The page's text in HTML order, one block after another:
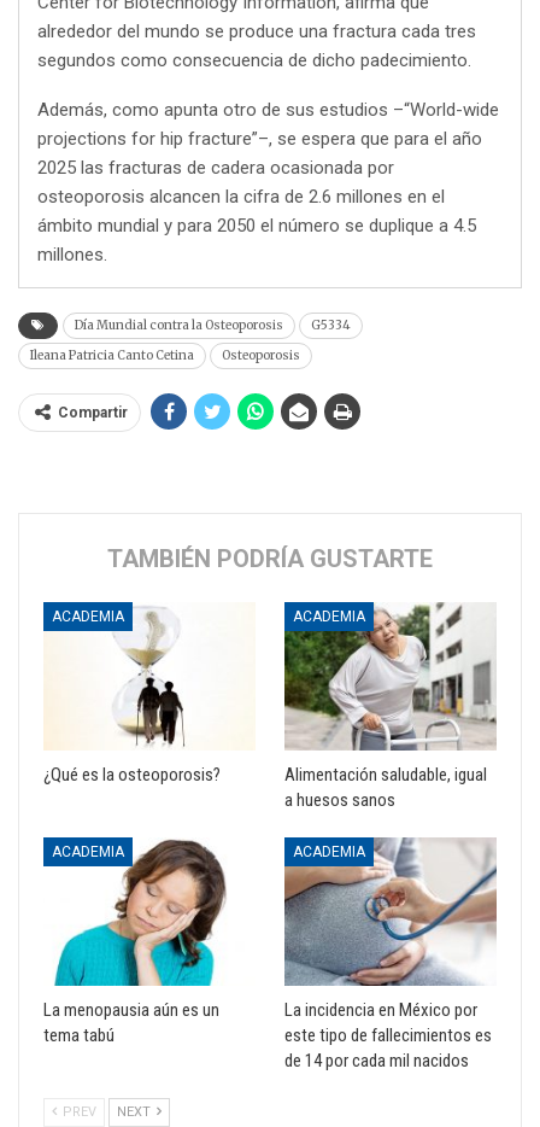
alrededor del mundo se produce una fractura cada tres
segundos como consecuencia de dicho padecimiento.
Además, como apunta otro de sus estudios –“World-wide
projections for hip fracture”–, se espera que para el año
2025 las fracturas de cadera ocasionada por
osteoporosis alcancen la cifra de 2.6 millones en el
ámbito mundial y para 2050 el número se duplique a 4.5
millones.
Día Mundial contra la Osteoporosis
G5334
Ileana Patricia Canto Cetina
Osteoporosis
Compartir
TAMBIÉN PODRÍA GUSTARTE
ACADEMIA
¿Qué es la osteoporosis?
ACADEMIA
Alimentación saludable, igual
a huesos sanos
ACADEMIA
La menopausia aún es un
tema tabú
ACADEMIA
La incidencia en México por
este tipo de fallecimientos es
de 14 por cada mil nacidos
PREV NEXT